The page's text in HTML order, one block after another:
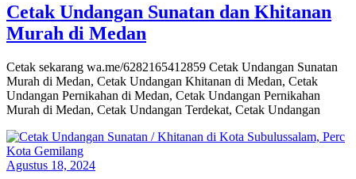
Cetak Undangan Sunatan dan Khitanan
Murah di Medan
Cetak sekarang wa.me/6282165412859 Cetak Undangan Sunatan
Murah di Medan, Cetak Undangan Khitanan di Medan, Cetak
Undangan Pernikahan di Medan, Cetak Undangan Pernikahan
Murah di Medan, Cetak Undangan Terdekat, Cetak Undangan
Agustus 18, 2024